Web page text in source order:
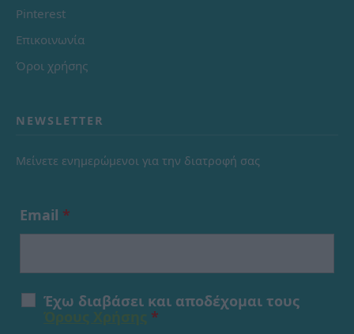
Pinterest
Επικοινωνία
Όροι χρήσης
NEWSLETTER
Μείνετε ενημερώμενοι για την διατροφή σας
Email *
Έχω διαβάσει και αποδέχομαι τους
*